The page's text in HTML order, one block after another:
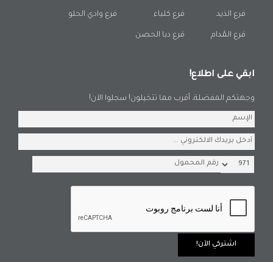
فرع الذيد
فرع المُدام
فرع كلباء
فرع دبا الحصن
فرع وادي الحلو
ابقي على اطلاع!
وجهتكم المفضلة، أقرب مما تتخيلون! سجلوا الآن!